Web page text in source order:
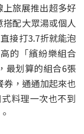
旅展推出超多好
配大眾湯或個人
接打3.7折就能泡
的「繽紛樂組合
最划算的組合6張
，通通加起來也
料理一次也不到